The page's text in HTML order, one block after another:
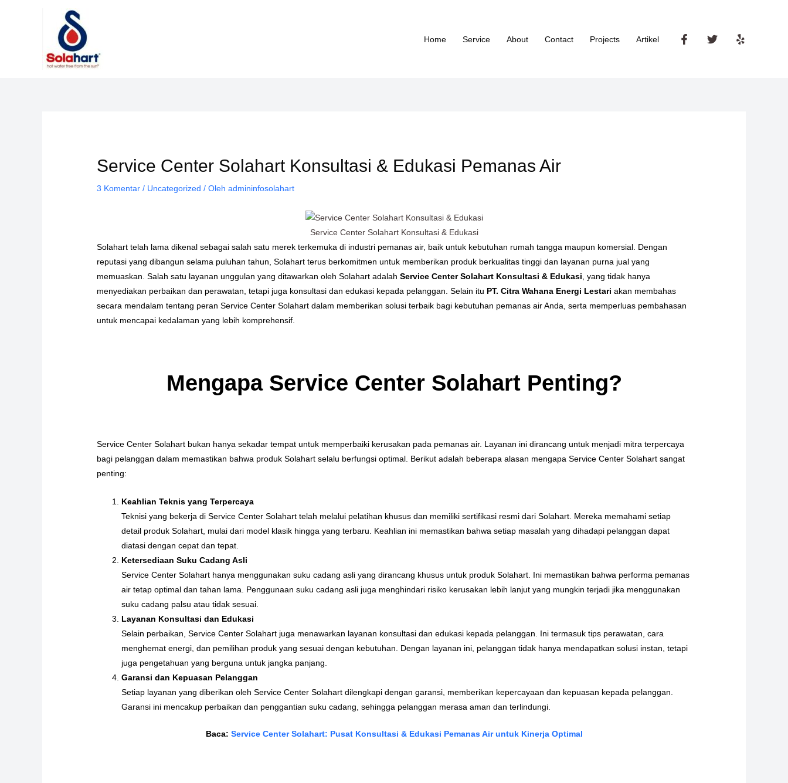
Home Service About Contact Projects Artikel
Service Center Solahart Konsultasi & Edukasi Pemanas Air
3 Komentar / Uncategorized / Olehadmininfosolahart
Service Center Solahart Konsultasi & Edukasi
Solahart telah lama dikenal sebagai salah satu merek terkemuka di industri pemanas air, baik untuk kebutuhan rumah tangga maupun komersial. Dengan
reputasi yang dibangun selama puluhan tahun, Solahart terus berkomitmen untuk memberikan produk berkualitas tinggi dan layanan purna jual yang
memuaskan. Salah satu layanan unggulan yang ditawarkan oleh Solahart adalahService Center Solahart Konsultasi & Edukasi , yang tidak hanya
menyediakan perbaikan dan perawatan, tetapi juga konsultasi dan edukasi kepada pelanggan. Selain itu PT. Citra Wahana Energi Lestari akan membahas
secara mendalam tentang peran Service Center Solahart dalam memberikan solusi terbaik bagi kebutuhan pemanas air Anda, serta memperluas pembahasan
untuk mencapai kedalaman yang lebih komprehensif.
Mengapa Service Center Solahart Penting?
Service Center Solahart bukan hanya sekadar tempat untuk memperbaiki kerusakan pada pemanas air. Layanan ini dirancang untuk menjadi mitra terpercaya
bagi pelanggan dalam memastikan bahwa produk Solahart selalu berfungsi optimal. Berikut adalah beberapa alasan mengapa Service Center Solahart sangat
penting:
Keahlian Teknis yang Terpercaya
Teknisi yang bekerja di Service Center Solahart telah melalui pelatihan khusus dan memiliki sertifikasi resmi dari Solahart. Mereka memahami setiap
detail produk Solahart, mulai dari model klasik hingga yang terbaru. Keahlian ini memastikan bahwa setiap masalah yang dihadapi pelanggan dapat
diatasi dengan cepat dan tepat.
Ketersediaan Suku Cadang Asli
Service Center Solahart hanya menggunakan suku cadang asli yang dirancang khusus untuk produk Solahart. Ini memastikan bahwa performa pemanas
air tetap optimal dan tahan lama. Penggunaan suku cadang asli juga menghindari risiko kerusakan lebih lanjut yang mungkin terjadi jika menggunakan
suku cadang palsu atau tidak sesuai.
Layanan Konsultasi dan Edukasi
Selain perbaikan, Service Center Solahart juga menawarkan layanan konsultasi dan edukasi kepada pelanggan. Ini termasuk tips perawatan, cara
menghemat energi, dan pemilihan produk yang sesuai dengan kebutuhan. Dengan layanan ini, pelanggan tidak hanya mendapatkan solusi instan, tetapi
juga pengetahuan yang berguna untuk jangka panjang.
Garansi dan Kepuasan Pelanggan
Setiap layanan yang diberikan oleh Service Center Solahart dilengkapi dengan garansi, memberikan kepercayaan dan kepuasan kepada pelanggan.
Garansi ini mencakup perbaikan dan penggantian suku cadang, sehingga pelanggan merasa aman dan terlindungi.
Baca: Service Center Solahart: Pusat Konsultasi & Edukasi Pemanas Air untuk Kinerja Optimal